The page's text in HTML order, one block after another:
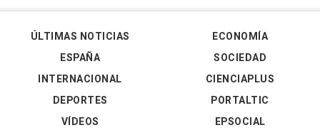
ÚLTIMAS NOTICIAS
ESPAÑA
INTERNACIONAL
DEPORTES
VÍDEOS
ECONOMÍA
SOCIEDAD
CIENCIAPLUS
PORTALTIC
EPSOCIAL